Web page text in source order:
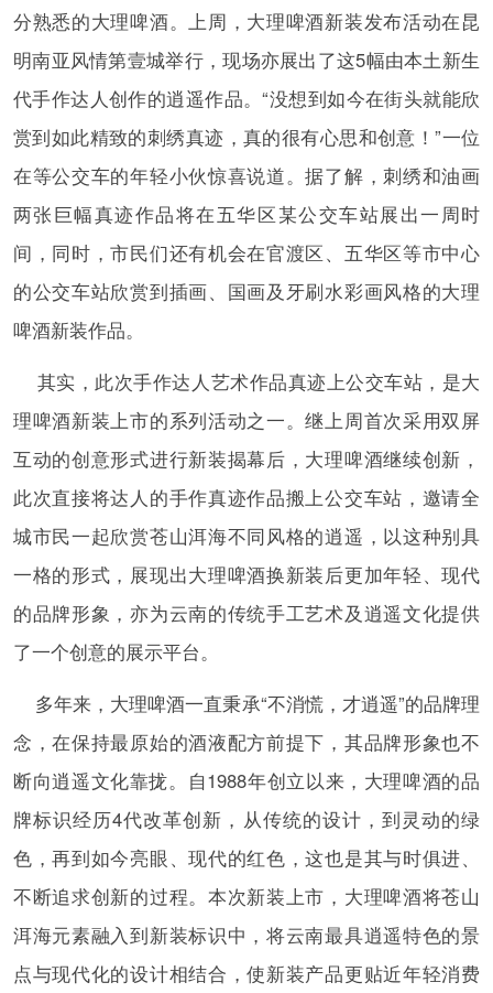
分熟悉的大理啤酒。上周，大理啤酒新装发布活动在昆
明南亚风情第壹城举行，现场亦展出了这5幅由本土新生
代手作达人创作的逍遥作品。“没想到如今在街头就能欣
赏到如此精致的刺绣真迹，真的很有心思和创意！”一位
在等公交车的年轻小伙惊喜说道。据了解，刺绣和油画
两张巨幅真迹作品将在五华区某公交车站展出一周时
间，同时，市民们还有机会在官渡区、五华区等市中心
的公交车站欣赏到插画、国画及牙刷水彩画风格的大理
啤酒新装作品。
其实，此次手作达人艺术作品真迹上公交车站，是大
理啤酒新装上市的系列活动之一。继上周首次采用双屏
互动的创意形式进行新装揭幕后，大理啤酒继续创新，
此次直接将达人的手作真迹作品搬上公交车站，邀请全
城市民一起欣赏苍山洱海不同风格的逍遥，以这种别具
一格的形式，展现出大理啤酒换新装后更加年轻、现代
的品牌形象，亦为云南的传统手工艺术及逍遥文化提供
了一个创意的展示平台。
多年来，大理啤酒一直秉承“不消慌，才逍遥”的品牌理
念，在保持最原始的酒液配方前提下，其品牌形象也不
断向逍遥文化靠拢。自1988年创立以来，大理啤酒的品
牌标识经历4代改革创新，从传统的设计，到灵动的绿
色，再到如今亮眼、现代的红色，这也是其与时俱进、
不断追求创新的过程。本次新装上市，大理啤酒将苍山
洱海元素融入到新装标识中，将云南最具逍遥特色的景
点与现代化的设计相结合，使新装产品更贴近年轻消费